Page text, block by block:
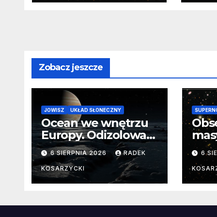
Niezwykle cenne
Zobacz jeszcze
JOWISZ UKŁAD SŁONECZNY
Ocean we wnętrzu
Europy. Odizolowani
przez lodową
barierę
6 SIERPNIA 2026 RADEK
KOSARZYCKI
od
6